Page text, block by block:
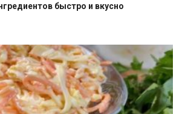
быстро и вкусно